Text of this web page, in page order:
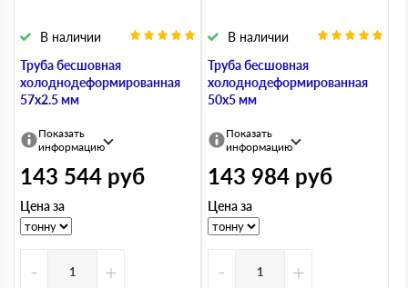
Труба бесшовная
холоднодеформированная
57х2.5 мм
В наличии
Показать
информацию
143 544 руб
Цена за
- +
Труба бесшовная
холоднодеформированная
50х5 мм
В наличии
Показать
информацию
143 984 руб
Цена за
- +